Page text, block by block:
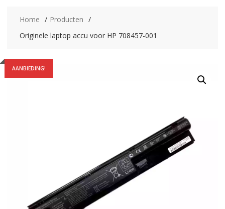
Home
Producten
Originele laptop accu voor HP 708457-001
AANBIEDING!